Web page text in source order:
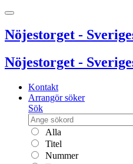
Nöjestorget -
Nöjestorget -
Kontakt
Arrangör söker
Sök
Alla
Titel
Nummer